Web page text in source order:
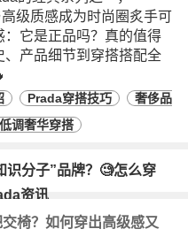
级质感成为时尚圈炙手可
它是正品吗？真的值得
、产品细节到穿搭搭配全
Prada穿搭技巧
奢侈品
低调奢华穿搭
识分子”品牌？🧐怎么穿
资讯
椅？如何穿出高级感又